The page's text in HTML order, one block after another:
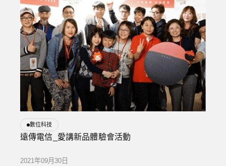
數位科技
遠傳電信_愛講新品體驗會活動
2021年09月30日